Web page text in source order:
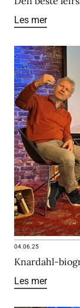
Les mer
04.06.25
Knardahl-
Les mer